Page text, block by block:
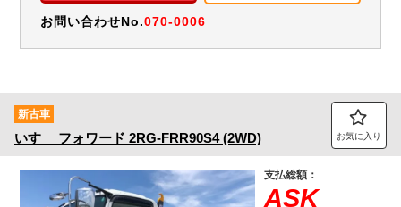
お問い合わせNo.070-0006
新古車
いすゞ フォワード 2RG-FRR90S4 (2WD) お気に入り
支払総額：
ASK